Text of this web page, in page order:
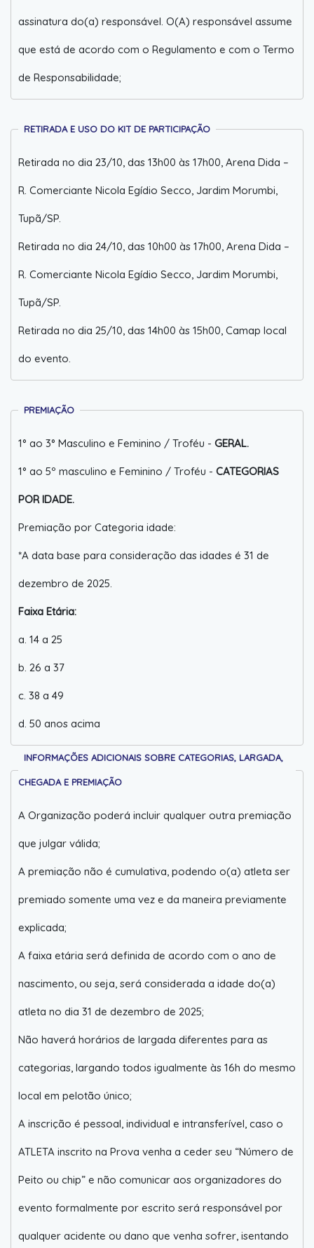
assinatura do(a) responsável. O(A) responsável assume
que está de acordo com o Regulamento e com o Termo
de Responsabilidade;
RETIRADA E USO DO KIT DE PARTICIPAÇÃO
Retirada no dia 23/10, das 13h00 às 17h00, Arena Dida –
R. Comerciante Nicola Egídio Secco, Jardim Morumbi,
Tupã/SP.
Retirada no dia 24/10, das 10h00 às 17h00, Arena Dida –
R. Comerciante Nicola Egídio Secco, Jardim Morumbi,
Tupã/SP.
Retirada no dia 25/10, das 14h00 às 15h00, Camap local
do evento.
PREMIAÇÃO
1° ao 3° Masculino e Feminino / Troféu - GERAL.
1° ao 5º masculino e Feminino / Troféu - CATEGORIAS
POR IDADE.
Premiação por Categoria idade:
*A data base para consideração das idades é 31 de
dezembro de 2025.
Faixa Etária:
a. 14 a 25
b. 26 a 37
c. 38 a 49
d. 50 anos acima
INFORMAÇÕES ADICIONAIS SOBRE CATEGORIAS, LARGADA,
CHEGADA E PREMIAÇÃO
A Organização poderá incluir qualquer outra premiação
que julgar válida;
A premiação não é cumulativa, podendo o(a) atleta ser
premiado somente uma vez e da maneira previamente
explicada;
A faixa etária será definida de acordo com o ano de
nascimento, ou seja, será considerada a idade do(a)
atleta no dia 31 de dezembro de 2025;
Não haverá horários de largada diferentes para as
categorias, largando todos igualmente às 16h do mesmo
local em pelotão único;
A inscrição é pessoal, individual e intransferível, caso o
ATLETA inscrito na Prova venha a ceder seu “Número de
Peito ou chip” e não comunicar aos organizadores do
evento formalmente por escrito será responsável por
qualquer acidente ou dano que venha sofrer, isentando